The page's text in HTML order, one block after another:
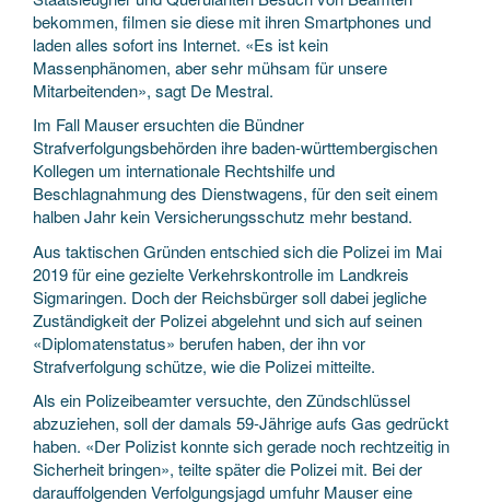
bekommen, filmen sie diese mit ihren Smartphones und
laden alles sofort ins Internet. «Es ist kein
Massenphänomen, aber sehr mühsam für unsere
Mitarbeitenden», sagt De Mestral.
Im Fall Mauser ersuchten die Bündner
Strafverfolgungsbehörden ihre baden-württembergischen
Kollegen um internationale Rechtshilfe und
Beschlagnahmung des Dienstwagens, für den seit einem
halben Jahr kein Versicherungsschutz mehr bestand.
Aus taktischen Gründen entschied sich die Polizei im Mai
2019 für eine gezielte Verkehrskontrolle im Landkreis
Sigmaringen. Doch der Reichsbürger soll dabei jegliche
Zuständigkeit der Polizei abgelehnt und sich auf seinen
«Diplomatenstatus» berufen haben, der ihn vor
Strafverfolgung schütze, wie die Polizei mitteilte.
Als ein Polizeibeamter versuchte, den Zündschlüssel
abzuziehen, soll der damals 59-Jährige aufs Gas gedrückt
haben. «Der Polizist konnte sich gerade noch rechtzeitig in
Sicherheit bringen», teilte später die Polizei mit. Bei der
darauffolgenden Verfolgungsjagd umfuhr Mauser eine